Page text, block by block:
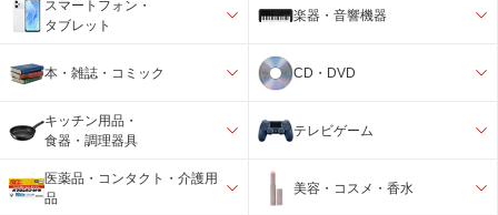
スマートフォン・
タブレット
楽器・音響機器
本・雑誌・コミック CD・DVD
キッチン用品・
食器・調理器具
テレビゲーム
医薬品・コンタクト・介護用
品
美容・コスメ・香水